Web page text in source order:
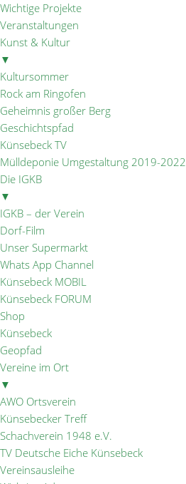
Wichtige Projekte
Veranstaltungen
Kunst & Kultur
▼
Kultursommer
Rock am Ringofen
Geheimnis großer Berg
Geschichtspfad
Künsebeck TV
Mülldeponie Umgestaltung 2019-2022
Die IGKB
▼
IGKB – der Verein
Dorf-Film
Unser Supermarkt
Whats App Channel
Künsebeck MOBIL
Künsebeck FORUM
Shop
Künsebeck
Geopfad
Vereine im Ort
▼
AWO Ortsverein
Künsebecker Treff
Schachverein 1948 e.V.
TV Deutsche Eiche Künsebeck
Vereinsausleihe